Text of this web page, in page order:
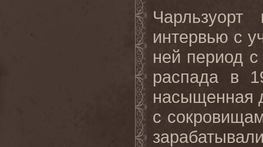
интервью с
ней период
распада в
насыщенная
с